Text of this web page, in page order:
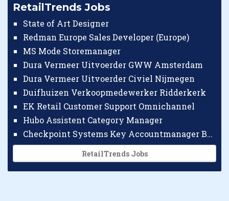
RetailTrends Jobs
State of Art Designer
Redman Europe Sales Developer (Europe)
MS Mode Storemanager
Dura Vermeer Uitvoerder GWW Amsterdam
Dura Vermeer Uitvoerder Civiel Nijmegen
Duifhuizen Verkoopmedewerker Ridderkerk
EK Retail Customer Support Omnichannel
Hubo Assistent Category Manager
Checkpoint Systems Key Accountmanager Benelux
RetailTrends Jobs